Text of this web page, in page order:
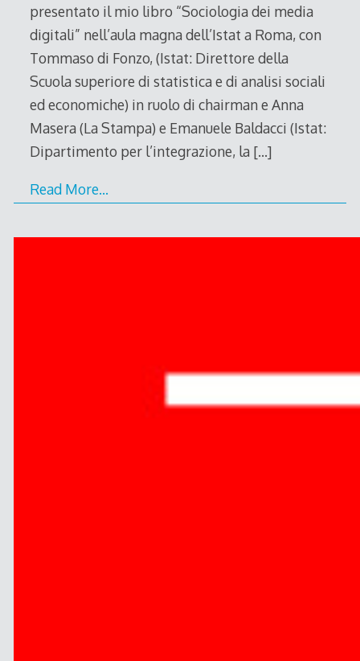
presentato il mio libro “Sociologia dei media
digitali” nell’aula magna dell’Istat a Roma, con
Tommaso di Fonzo, (Istat: Direttore della
Scuola superiore di statistica e di analisi sociali
ed economiche) in ruolo di chairman e Anna
Masera (La Stampa) e Emanuele Baldacci (Istat:
Dipartimento per l’integrazione, la […]
Read More…